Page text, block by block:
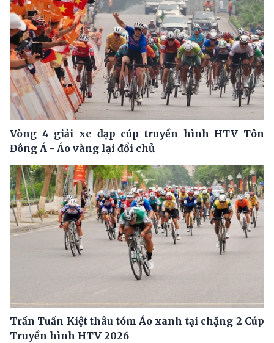
Vòng 4 giải xe đạp cúp truyền hình HTV Tôn
Đông Á - Áo vàng lại đổi chủ
Trần Tuấn Kiệt thâu tóm Áo xanh tại chặng 2 Cúp
Truyền hình HTV 2026